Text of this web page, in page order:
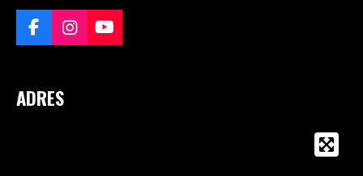
F
a
b
I
n
Y
o
ADRES